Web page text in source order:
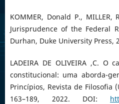
KOMMER, Donald P.,
Jurisprudence of the Federal
Durhan, Duke University Press,
LADEIRA DE OLIVEIRA ,C.
constitucional: uma aborda-
Princípios, Revista de Filosofia
163–189, 2022. DOI: